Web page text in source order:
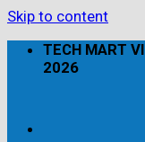
Skip to content
TECH MART
2026